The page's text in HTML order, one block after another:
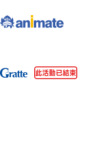
此活動已結束